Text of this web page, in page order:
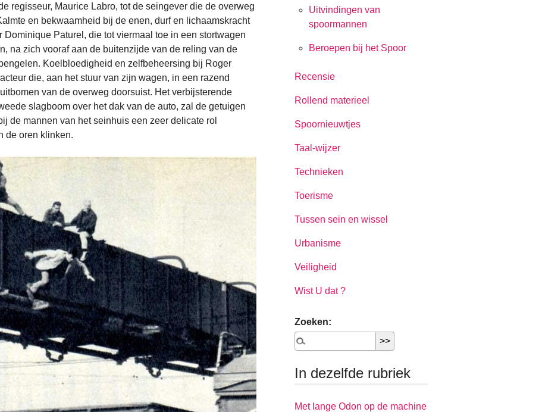
regisseur, Maurice Labro, tot de seingever die de overweg
en bekwaamheid bij de enen, durf en lichaamskracht
Dominique Paturel, die tot viermaal toe in een stortwagen
na zich vooraf aan de buitenzijde van de reling van de
Koelbloedigheid en zelfbeheersing bij Roger
die, aan het stuur van zijn wagen, in een razend
van de overweg doorsuist. Het verbijsterende
slagboom over het dak van de auto, zal de getuigen
de mannen van het seinhuis een zeer delicate rol
de oren klinken.
Uitvindingen van
spoormannen
Beroepen bij het Spoor
Recensie
Rollend materieel
Spoornieuwtjes
Taal-wijzer
Technieken
Toerisme
Tussen sein en wissel
Urbanisme
Veiligheid
Wist U dat ?
Zoeken:
In dezelfde rubriek
Met lange Odon op de machine